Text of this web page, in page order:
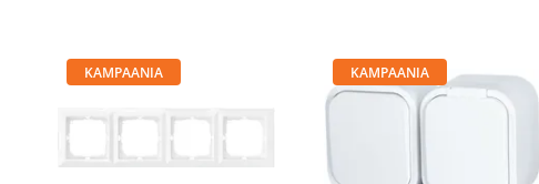
KAMPAANIA KAMPAANIA